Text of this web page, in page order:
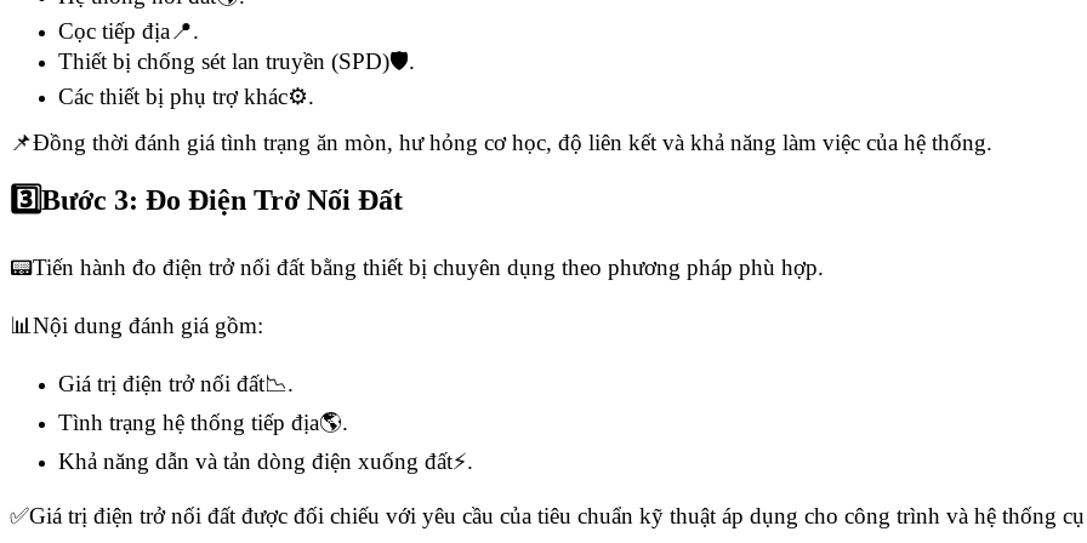
Cọc tiếp địa📍.
Thiết bị chống sét lan truyền (SPD)🛡️.
Các thiết bị phụ trợ khác⚙️.
📌Đồng thời đánh giá tình trạng ăn mòn, hư hỏng cơ học, độ liên kết và khả năng làm việc của hệ thống.
3️⃣Bước 3: Đo Điện Trở Nối Đất
📟Tiến hành đo điện trở nối đất bằng thiết bị chuyên dụng theo phương pháp phù hợp.
📊Nội dung đánh giá gồm:
Giá trị điện trở nối đất📉.
Tình trạng hệ thống tiếp địa🌎.
Khả năng dẫn và tản dòng điện xuống đất⚡.
✅Giá trị điện trở nối đất được đối chiếu với yêu cầu của tiêu chuẩn kỹ thuật áp dụng cho công trình và hệ thống